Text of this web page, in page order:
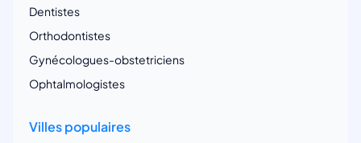
Dentistes
Orthodontistes
Gynécologues-obstetriciens
Ophtalmologistes
Villes populaires